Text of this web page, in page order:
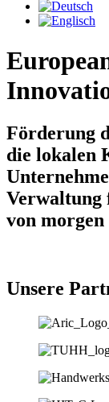
Förderung
die lokalen
Verwaltung
von morgen
Unsere